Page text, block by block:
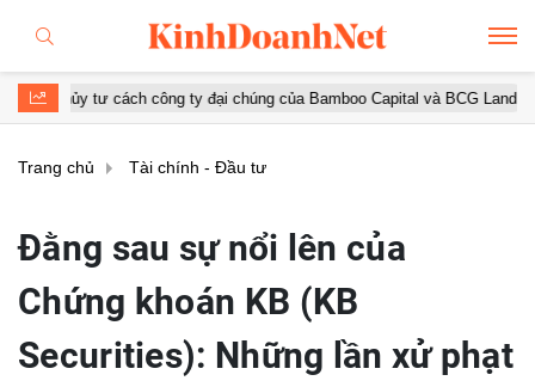
cách công ty đại chúng của Bamboo Capital và BCG Land FPT
Trang chủ Tài chính - Đầu tư
Đằng sau sự nổi lên của
Chứng khoán KB (KB
Securities): Những lần xử phạt